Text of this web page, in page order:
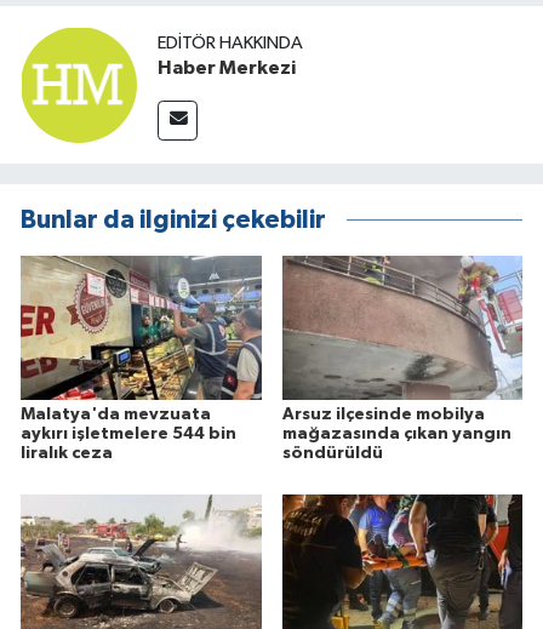
EDITÖR HAKKINDA
Haber Merkezi
Bunlar da ilginizi çekebilir
Malatya'da mevzuata
aykırı işletmelere 544 bin
liralık ceza
Arsuz ilçesinde mobilya
mağazasında çıkan yangın
söndürüldü